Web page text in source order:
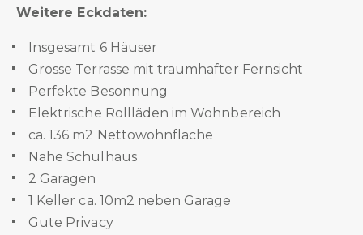
Weitere Eckdaten:
Insgesamt 6 Häuser
Grosse Terrasse mit traumhafter Fernsicht
Perfekte Besonnung
Elektrische Rollläden im Wohnbereich
ca. 136 m2 Nettowohnfläche
Nahe Schulhaus
2 Garagen
1 Keller ca. 10m2 neben Garage
Gute Privacy